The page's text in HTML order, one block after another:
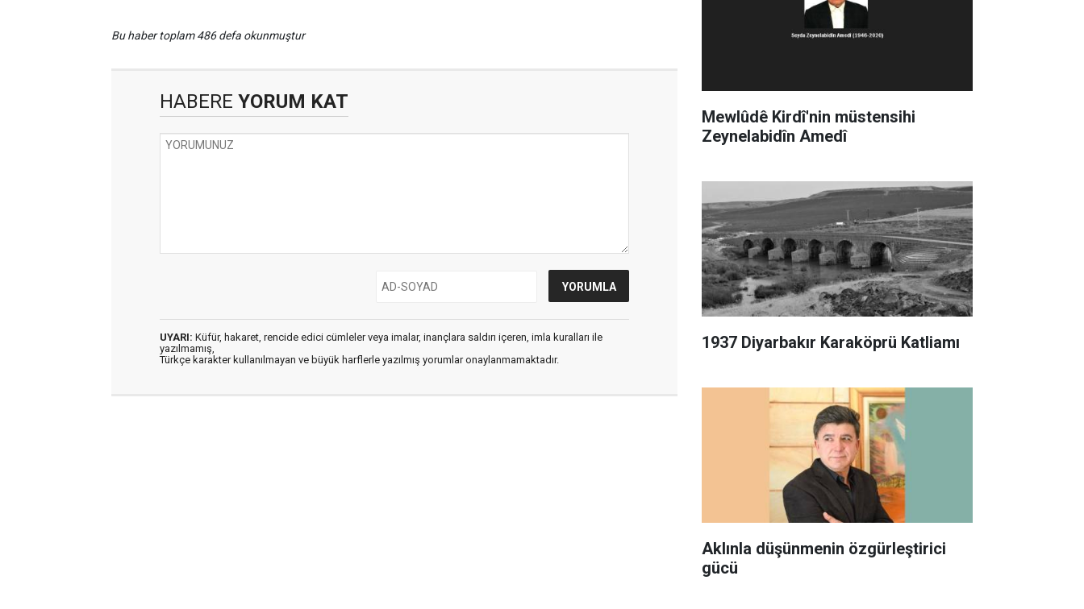
Bu haber toplam 486 defa okunmuştur
HABERE YORUM KAT
UYARI: Küfür, hakaret, rencide edici cümleler veya imalar, inançlara saldırı içeren, imla kuralları ile
yazılmamış,
Türkçe karakter kullanılmayan ve büyük harflerle yazılmış yorumlar onaylanmamaktadır.
Mewlûdê Kirdî'nin müstensihi
Zeynelabidîn Amedî
1937 Diyarbakır Karaköprü Katliamı
Aklınla düşünmenin özgürleştirici
gücü